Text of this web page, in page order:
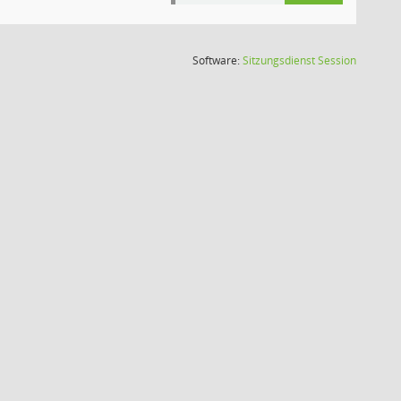
Software:SitzungsdienstSession(Wird in